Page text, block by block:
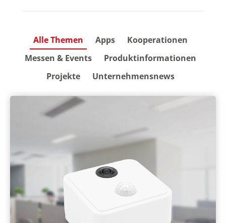
Alle Themen Apps
Kooperationen
Messen & Events
Produktinformationen
Projekte
Unternehmensnews